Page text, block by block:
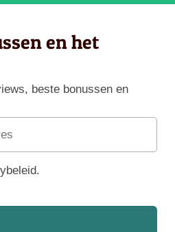
en het
beste bonussen en